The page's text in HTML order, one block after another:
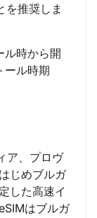
を推奨しま
ル時から開
ール時期
ア、プロヴ
じめブルガ
した高速イ
はブルガ